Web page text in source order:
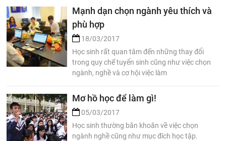
Mạnh dạn chọn ngành yêu thích và
phù hợp
18/03/2017
Học sinh rất quan tâm đến những thay đổi
trong quy chế tuyển sinh cũng như việc chọn
ngành, nghề và cơ hội việc làm
Mơ hồ học để làm gì!
05/03/2017
Học sinh thường băn khoăn về việc chọn
ngành nghề cũng như mục đích học tập.